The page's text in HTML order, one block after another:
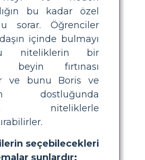
bu kadar özel
sorar. Öğrenciler
içinde bulmayı
niteliklerin bir
beyin fırtınası
ve bunu Boris ve
dostluğunda
niteliklerle
seçebilecekleri
şunlardır: